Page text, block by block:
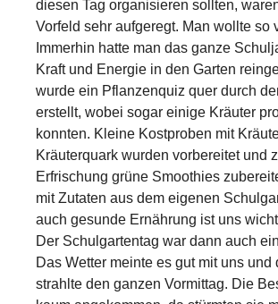
diesen Tag organisieren sollten,
Vorfeld sehr aufgeregt. Man wollte so
Immerhin hatte man das ganze
Kraft und Energie in den Garten
wurde ein Pflanzenquiz quer durch
erstellt, wobei sogar einige Kräuter
konnten. Kleine Kostproben mit
Kräuterquark wurden vorbereitet und
Erfrischung grüne Smoothies
mit Zutaten aus dem eigenen
auch gesunde Ernährung ist uns
Der Schulgartentag war dann auch
Das Wetter meinte es gut mit uns und
strahlte den ganzen Vormittag. Die